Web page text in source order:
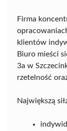
Firma
klientów
Biuro mieści
3a w
rzetelność
Największą